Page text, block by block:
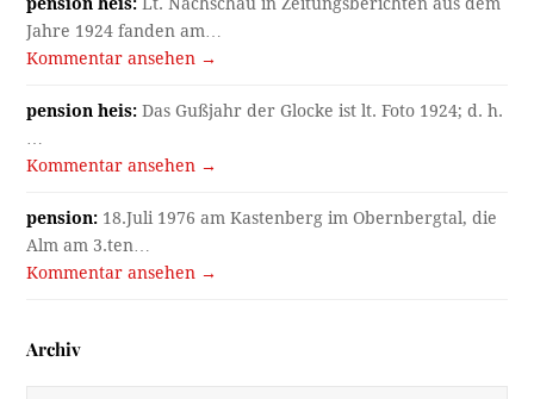
Jahre 1924 fanden am…
Kommentar ansehen →
pension heis: Das Gußjahr der Glocke ist lt. Foto 1924; d. h.
Kommentar ansehen →
pension: 18.Juli 1976 am Kastenberg im Obernbergtal, die
Alm am 3.ten…
Kommentar ansehen →
Archiv